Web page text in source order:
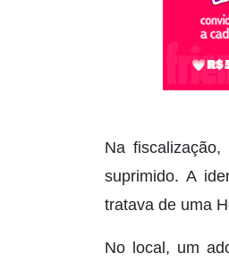
Na
suprimido. A
tratava de uma
No local, um